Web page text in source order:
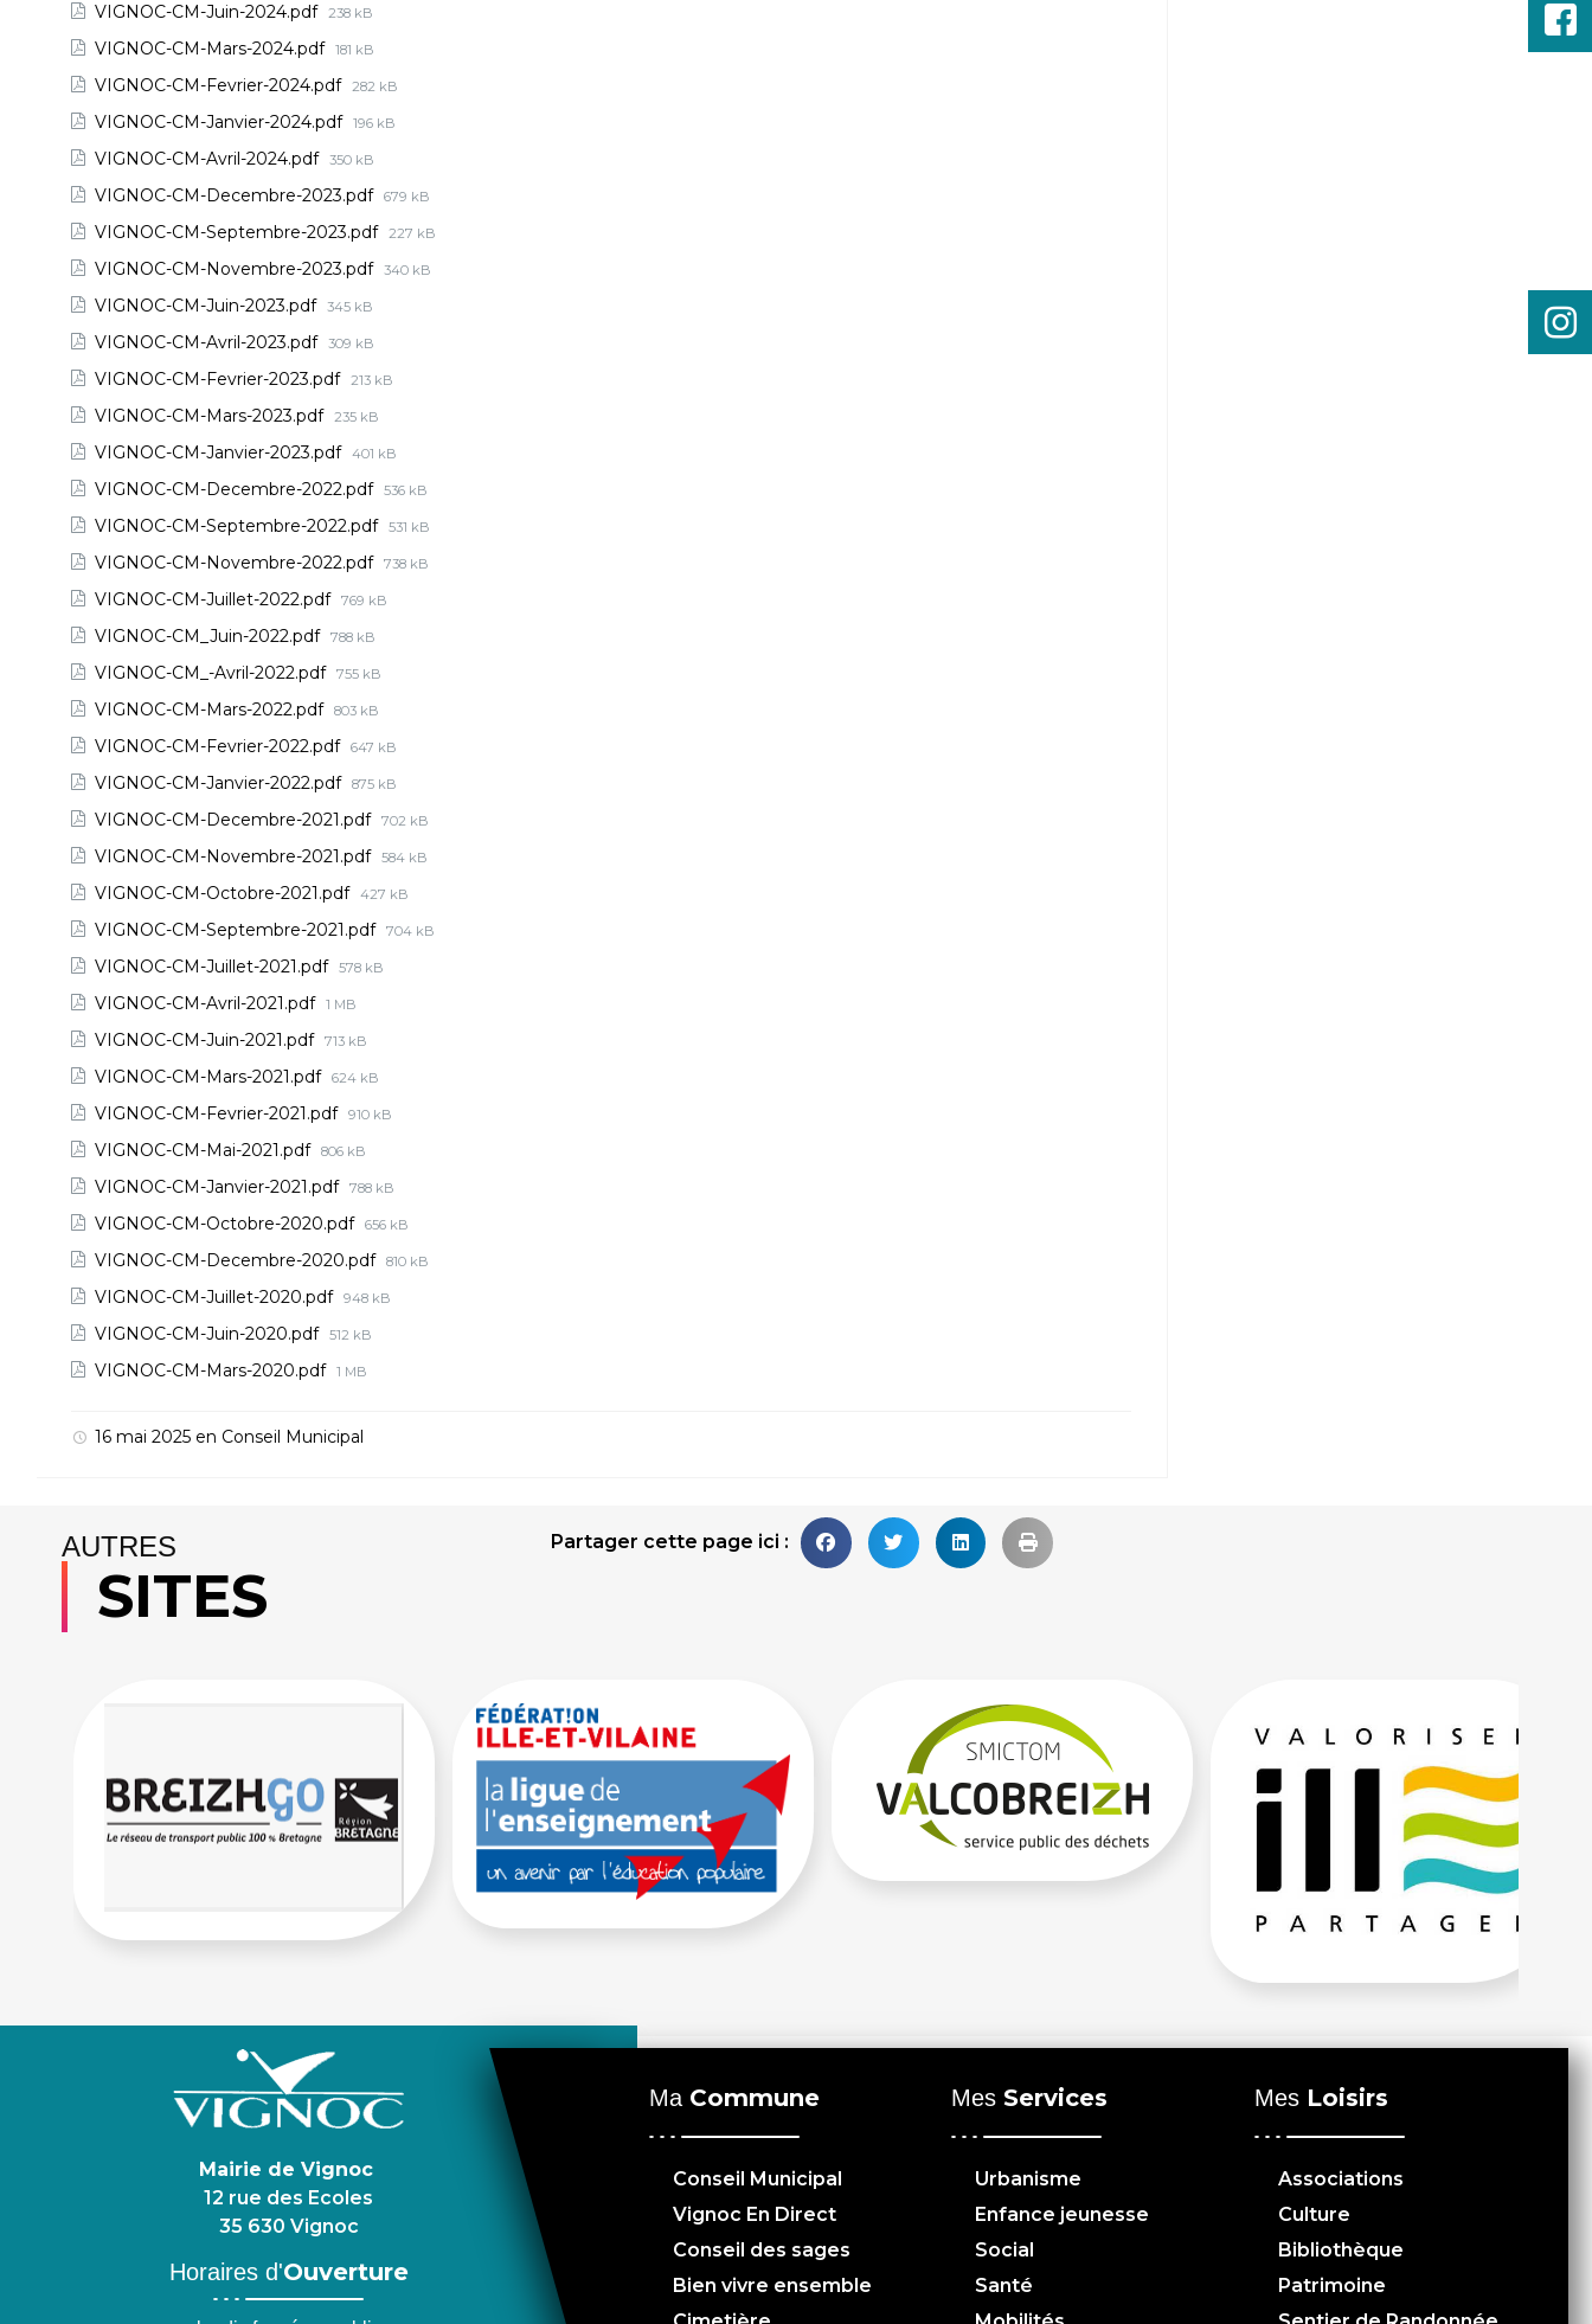
VIGNOC-CM-Juin-2024.pdf 238 kB
VIGNOC-CM-Mars-2024.pdf 181 kB
VIGNOC-CM-Fevrier-2024.pdf 282 kB
VIGNOC-CM-Janvier-2024.pdf 196 kB
VIGNOC-CM-Avril-2024.pdf 350 kB
VIGNOC-CM-Decembre-2023.pdf 679 kB
VIGNOC-CM-Septembre-2023.pdf 227 kB
VIGNOC-CM-Novembre-2023.pdf 340 kB
VIGNOC-CM-Juin-2023.pdf 345 kB
VIGNOC-CM-Avril-2023.pdf 309 kB
VIGNOC-CM-Fevrier-2023.pdf 213 kB
VIGNOC-CM-Mars-2023.pdf 235 kB
VIGNOC-CM-Janvier-2023.pdf 401 kB
VIGNOC-CM-Decembre-2022.pdf 536 kB
VIGNOC-CM-Septembre-2022.pdf 531 kB
VIGNOC-CM-Novembre-2022.pdf 738 kB
VIGNOC-CM-Juillet-2022.pdf 769 kB
VIGNOC-CM_Juin-2022.pdf 788 kB
VIGNOC-CM_-Avril-2022.pdf 755 kB
VIGNOC-CM-Mars-2022.pdf 803 kB
VIGNOC-CM-Fevrier-2022.pdf 647 kB
VIGNOC-CM-Janvier-2022.pdf 875 kB
VIGNOC-CM-Decembre-2021.pdf 702 kB
VIGNOC-CM-Novembre-2021.pdf 584 kB
VIGNOC-CM-Octobre-2021.pdf 427 kB
VIGNOC-CM-Septembre-2021.pdf 704 kB
VIGNOC-CM-Juillet-2021.pdf 578 kB
VIGNOC-CM-Avril-2021.pdf 1 MB
VIGNOC-CM-Juin-2021.pdf 713 kB
VIGNOC-CM-Mars-2021.pdf 624 kB
VIGNOC-CM-Fevrier-2021.pdf 910 kB
VIGNOC-CM-Mai-2021.pdf 806 kB
VIGNOC-CM-Janvier-2021.pdf 788 kB
VIGNOC-CM-Octobre-2020.pdf 656 kB
VIGNOC-CM-Decembre-2020.pdf 810 kB
VIGNOC-CM-Juillet-2020.pdf 948 kB
VIGNOC-CM-Juin-2020.pdf 512 kB
VIGNOC-CM-Mars-2020.pdf 1 MB
16 mai 2025 en Conseil Municipal
Partager cette page ici :
AUTRES
SITES
Mairie de Vignoc
12 rue des Ecoles
35 630 Vignoc
Horaires d'Ouverture
Ma Commune
Conseil Municipal
Vignoc En Direct
Conseil des sages
Bien vivre ensemble
MesServices
Urbanisme
Enfance jeunesse
Social
Santé
Mes Loisirs
Associations
Culture
Bibliothèque
Patrimoine